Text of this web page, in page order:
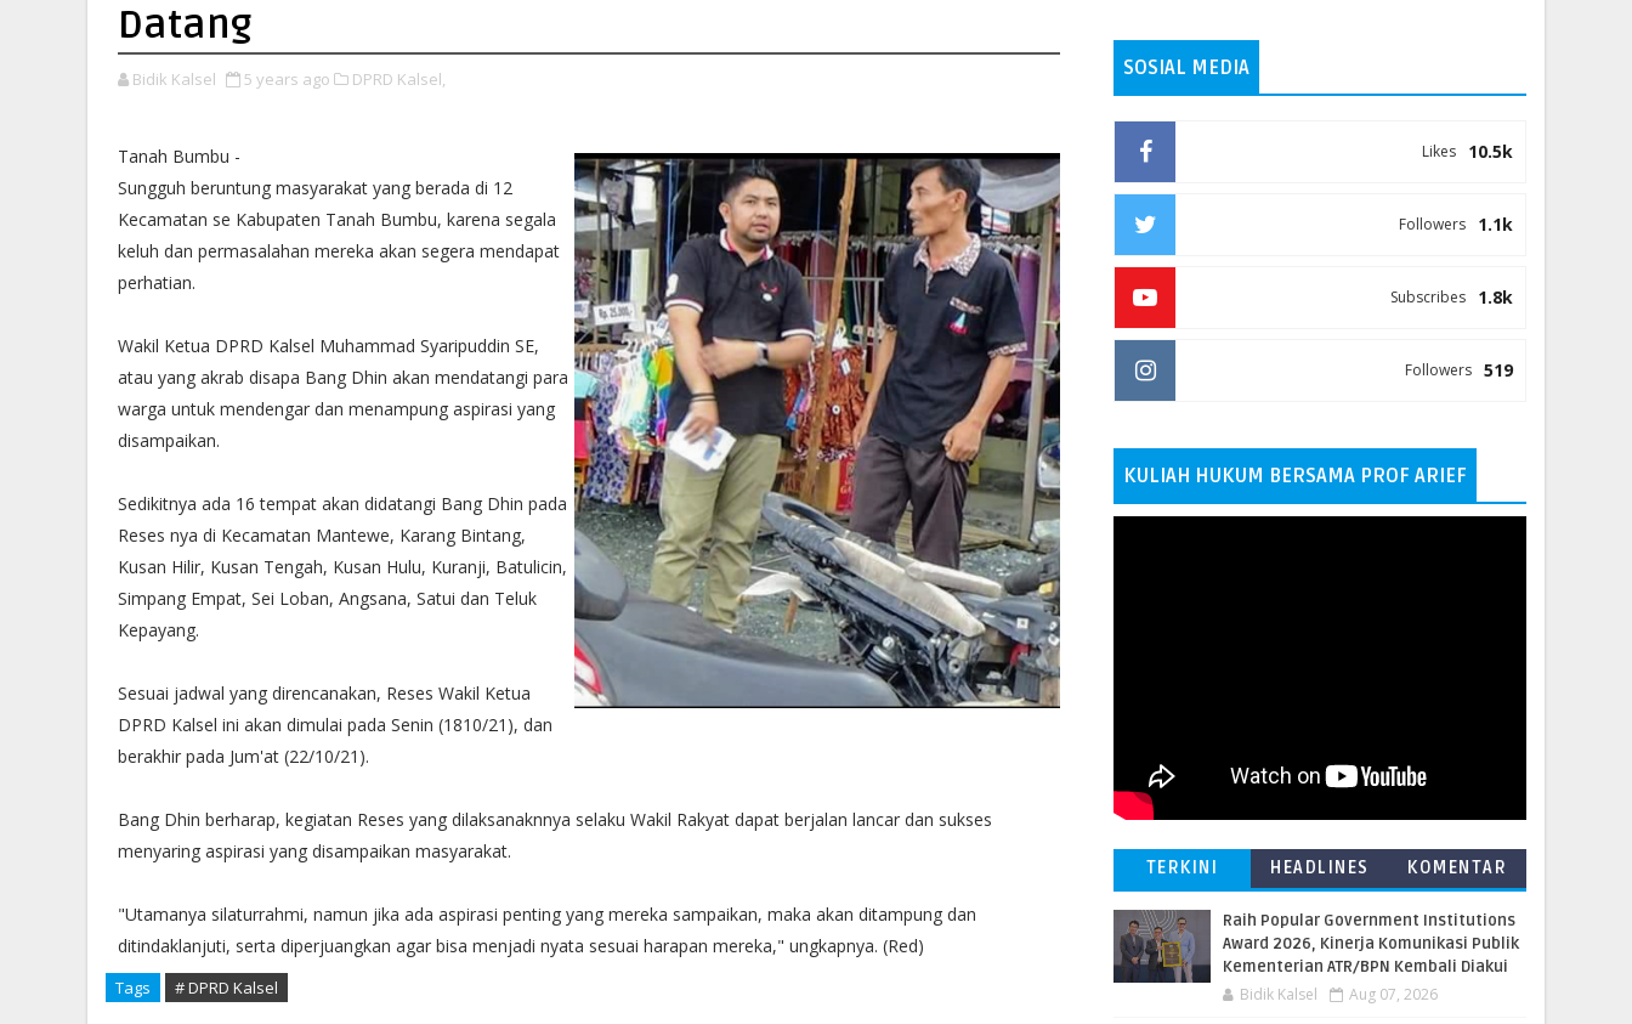
Datang
Bidik Kalsel 5 years ago DPRD Kalsel,
Tanah Bumbu -
Sungguh beruntung masyarakat yang berada di 12
Kecamatan se Kabupaten Tanah Bumbu, karena segala
keluh dan permasalahan mereka akan segera mendapat
perhatian.
Wakil Ketua DPRD Kalsel Muhammad Syaripuddin SE,
atau yang akrab disapa Bang Dhin akan mendatangi para
warga untuk mendengar dan menampung aspirasi yang
disampaikan.
Sedikitnya ada 16 tempat akan didatangi Bang Dhin pada
Reses nya di Kecamatan Mantewe, Karang Bintang,
Kusan Hilir, Kusan Tengah, Kusan Hulu, Kuranji, Batulicin,
Simpang Empat, Sei Loban, Angsana, Satui dan Teluk
Kepayang.
Sesuai jadwal yang direncanakan, Reses Wakil Ketua
DPRD Kalsel ini akan dimulai pada Senin (1810/21), dan
berakhir pada Jum'at (22/10/21).
Bang Dhin berharap, kegiatan Reses yang dilaksanaknnya selaku Wakil Rakyat dapat berjalan lancar dan sukses
menyaring aspirasi yang disampaikan masyarakat.
"Utamanya silaturrahmi, namun jika ada aspirasi penting yang mereka sampaikan, maka akan ditampung dan
ditindaklanjuti, serta diperjuangkan agar bisa menjadi nyata sesuai harapan mereka," ungkapnya. (Red)
Tags # DPRD Kalsel
SOSIAL MEDIA
10.5k
Likes
1.1k
Followers
1.8k
Subscribes
519
Followers
KULIAH HUKUM BERSAMA PROF ARIEF
TERKINI HEADLINES KOMENTAR
Raih Popular Government Institutions
Award 2026, Kinerja Komunikasi Publik
Kementerian ATR/BPN Kembali Diakui
Bidik Kalsel Aug 07, 2026